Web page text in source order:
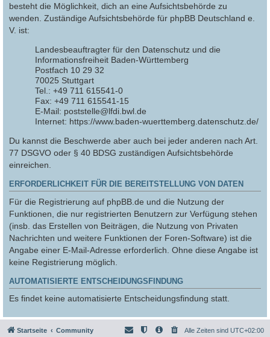
besteht die Möglichkeit, dich an eine Aufsichtsbehörde zu
wenden. Zuständige Aufsichtsbehörde für phpBB Deutschland e.
V. ist:
Landesbeauftragter für den Datenschutz und die
Informationsfreiheit Baden-Württemberg
Postfach 10 29 32
70025 Stuttgart
Tel.: +49 711 615541-0
Fax: +49 711 615541-15
E-Mail: poststelle@lfdi.bwl.de
Internet: https://www.baden-wuerttemberg.datenschutz.de/
Du kannst die Beschwerde aber auch bei jeder anderen nach Art.
77 DSGVO oder § 40 BDSG zuständigen Aufsichtsbehörde
einreichen.
ERFORDERLICHKEIT FÜR DIE BEREITSTELLUNG VON DATEN
Für die Registrierung auf phpBB.de und die Nutzung der
Funktionen, die nur registrierten Benutzern zur Verfügung stehen
(insb. das Erstellen von Beiträgen, die Nutzung von Privaten
Nachrichten und weitere Funktionen der Foren-Software) ist die
Angabe einer E-Mail-Adresse erforderlich. Ohne diese Angabe ist
keine Registrierung möglich.
AUTOMATISIERTE ENTSCHEIDUNGSFINDUNG
Es findet keine automatisierte Entscheidungsfindung statt.
Startseite Community Alle Zeiten sind UTC+02:00